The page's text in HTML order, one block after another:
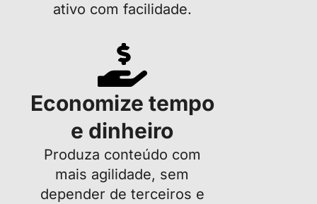
ativo com facilidade.
Economize tempo
e dinheiro
Produza conteúdo com
mais agilidade, sem
depender de terceiros e